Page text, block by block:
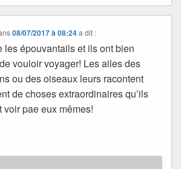
08/07/2017 à 08:24 a dit :
les épouvantails et ils ont bien
vouloir voyager! Les ailes des
ou des oiseaux leurs racontent
de choses extraordinaires qu’ils
voir pae eux mêmes!